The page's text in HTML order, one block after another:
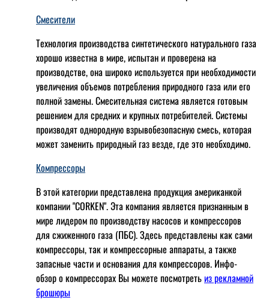
Смесители
Технология производства синтетического натурального газа
хорошо известна в мире, испытан и проверена на
производстве, она широко используется при необходимости
увеличения объемов потребления природного газа или его
полной замены. Смесительная система является готовым
решением для средних и крупных потребителей. Системы
производят однородную взрывобезопасную смесь, которая
может заменить природный газ везде, где это необходимо.
Компрессоры
В этой категории представлена продукция американкой
компании "CORKEN". Эта компания является признанным в
мире лидером по производству насосов и компрессоров
для сжиженного газа (ПБС). Здесь представлены как сами
компрессоры, так и компрессорные аппараты, а также
запасные части и основания для компрессоров. Инфо-
обзор о компрессорах Вы можете посмотретьиз рекламной
брошюры